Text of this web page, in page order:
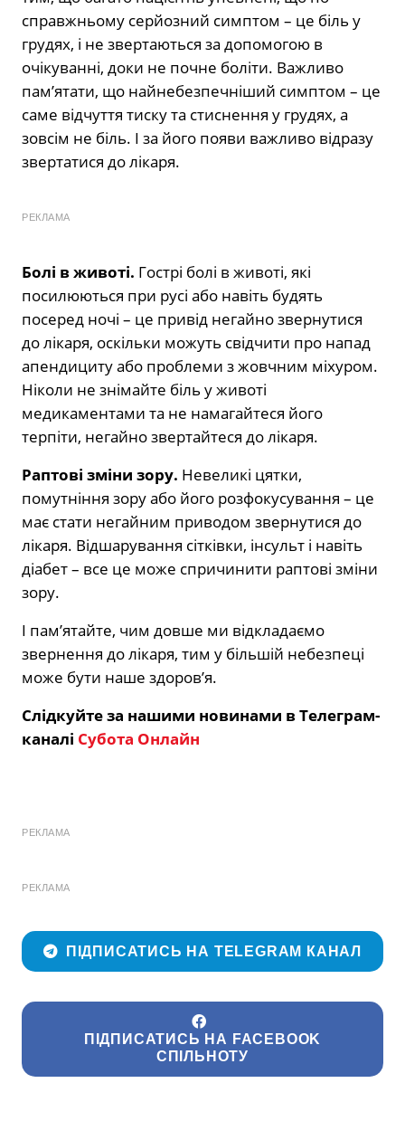
справжньому серйозний симптом – це біль у
грудях, і не звертаються за допомогою в
очікуванні, доки не почне боліти. Важливо
пам’ятати, що найнебезпечніший симптом – це
саме відчуття тиску та стиснення у грудях, а
зовсім не біль. І за його появи важливо відразу
звертатися до лікаря.
РЕКЛАМА
Болі в животі. Гострі болі в животі, які
посилюються при русі або навіть будять
посеред ночі – це привід негайно звернутися
до лікаря, оскільки можуть свідчити про напад
апендициту або проблеми з жовчним міхуром.
Ніколи не знімайте біль у животі
медикаментами та не намагайтеся його
терпіти, негайно звертайтеся до лікаря.
Раптові зміни зору. Невеликі цятки,
помутніння зору або його розфокусування – це
має стати негайним приводом звернутися до
лікаря. Відшарування сітківки, інсульт і навіть
діабет – все це може спричинити раптові зміни
зору.
І пам’ятайте, чим довше ми відкладаємо
звернення до лікаря, тим у більшій небезпеці
може бути наше здоров’я.
Слідкуйте за нашими новинами в Телеграм-
каналі Субота Онлайн
РЕКЛАМА
РЕКЛАМА
ПІДПИСАТИСЬ НА TELEGRAM КАНАЛ
ПІДПИСАТИСЬ НА FACEBOOK
СПІЛЬНОТУ